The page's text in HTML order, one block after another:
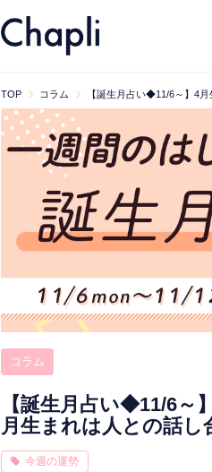
TOP コラム 【誕生月占い◆11/6～】4
コラム
【誕生月占い◆11/6～
月生まれは人との話
今週の運勢